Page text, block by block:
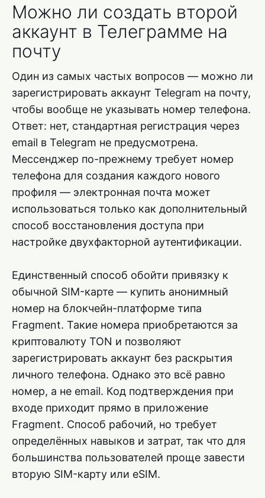
Можно ли создать второй
аккаунт в Телеграмме на
почту
Один из самых частых вопросов — можно ли
зарегистрировать аккаунт Telegram на почту,
чтобы вообще не указывать номер телефона.
Ответ: нет, стандартная регистрация через
email в Telegram не предусмотрена.
Мессенджер по-прежнему требует номер
телефона для создания каждого нового
профиля — электронная почта может
использоваться только как дополнительный
способ восстановления доступа при
настройке двухфакторной аутентификации.
Единственный способ обойти привязку к
обычной SIM-карте — купить анонимный
номер на блокчейн-платформе типа
Fragment. Такие номера приобретаются за
криптовалюту TON и позволяют
зарегистрировать аккаунт без раскрытия
личного телефона. Однако это всё равно
номер, а не email. Код подтверждения при
входе приходит прямо в приложение
Fragment. Способ рабочий, но требует
определённых навыков и затрат, так что для
большинства пользователей проще завести
вторую SIM-карту или eSIM.